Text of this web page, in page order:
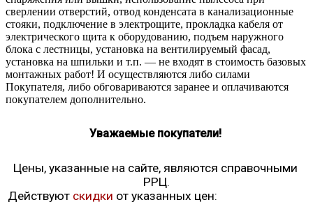
сверлении отверстий, отвод конденсата в канализационные
стояки, подключение в электрощите, прокладка кабеля от
электрического щита к оборудованию, подъем наружного
блока с лестницы, установка на вентилируемый фасад,
установка на шпильки и т.п. — не входят в стоимость базовых
монтажных работ! И осуществляются либо силами
Покупателя, либо обговариваются заранее и оплачиваются
покупателем дополнительно.
Уважаемые покупатели!
Цены, указанные на сайте, являются справочными
РРЦ.
Действуют скидки от указанных цен: